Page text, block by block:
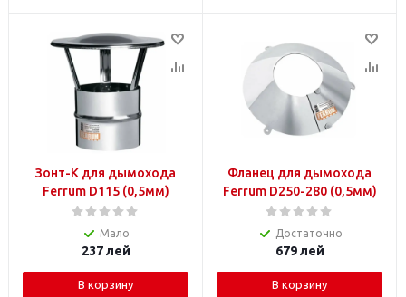
Зонт-К для дымохода
Ferrum D115 (0,5мм)
Мало
237лей
В корзину
Фланец для дымохода
Ferrum D250-280 (0,5мм)
Достаточно
679лей
В корзину